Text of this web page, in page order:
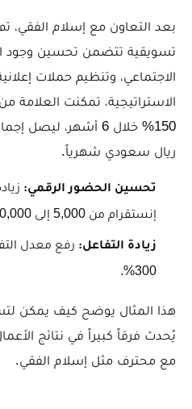
بعد التعاون مع إسلام الفقي،
تسويقية تتضمن تحسين وجود
الاجتماعي، وتنظيم حملات
الاستراتيجية، تمكنت العلامة
ريال سعودي شهرياً.
تحسين الحضور الرقمي:
إنستقرام من 5,000 إلى 20,000.
زيادة التفاعل: رفع معدل
300%.
هذا المثال يوضح كيف يمكن
يُحدث فرقاً كبيراً في نتائج
مع محترف مثل إسلام الفقي.